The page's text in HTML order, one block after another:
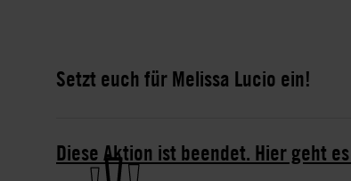
Setzt euch für Melissa Lucio ein!
Diese Aktion ist beendet. Hier geht